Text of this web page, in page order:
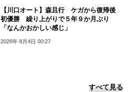
【川口オート】森且行 ケガから復帰後
初優勝 繰り上がりで５年９か月ぶり
「なんかおかしい感じ」
2026年 8月4日 00:27
すべて見る